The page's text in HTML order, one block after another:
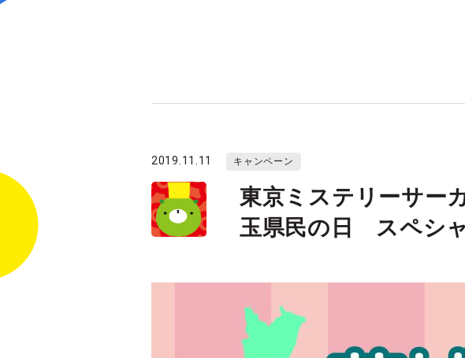
2019.11.11 キャンペーン
東京ミステリーサー
玉県民の日 スペシ